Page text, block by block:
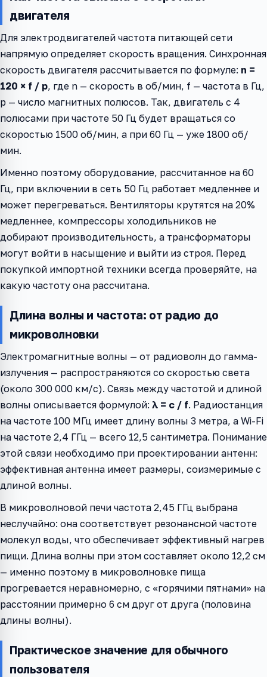
двигателя
Для электродвигателей частота питающей сети
напрямую определяет скорость вращения. Синхронная
скорость двигателя рассчитывается по формуле: n =
120 × f / p, где n — скорость в об/мин, f — частота в Гц,
p — число магнитных полюсов. Так, двигатель с 4
полюсами при частоте 50 Гц будет вращаться со
скоростью 1500 об/мин, а при 60 Гц — уже 1800 об/
мин.
Именно поэтому оборудование, рассчитанное на 60
Гц, при включении в сеть 50 Гц работает медленнее и
может перегреваться. Вентиляторы крутятся на 20%
медленнее, компрессоры холодильников не
добирают производительность, а трансформаторы
могут войти в насыщение и выйти из строя. Перед
покупкой импортной техники всегда проверяйте, на
какую частоту она рассчитана.
Длина волны и частота: от радио до
микроволновки
Электромагнитные волны — от радиоволн до гамма-
излучения — распространяются со скоростью света
(около 300 000 км/с). Связь между частотой и длиной
волны описывается формулой: λ = c / f. Радиостанция
на частоте 100 МГц имеет длину волны 3 метра, а Wi-Fi
на частоте 2,4 ГГц — всего 12,5 сантиметра. Понимание
этой связи необходимо при проектировании антенн:
эффективная антенна имеет размеры, соизмеримые с
длиной волны.
В микроволновой печи частота 2,45 ГГц выбрана
неслучайно: она соответствует резонансной частоте
молекул воды, что обеспечивает эффективный нагрев
пищи. Длина волны при этом составляет около 12,2 см
— именно поэтому в микроволновке пища
прогревается неравномерно, с «горячими пятнами» на
расстоянии примерно 6 см друг от друга (половина
длины волны).
Практическое значение для обычного
пользователя